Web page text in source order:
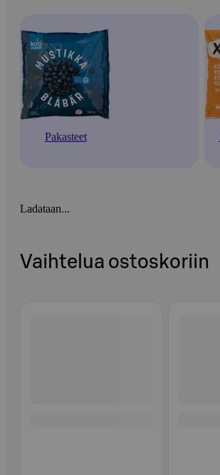
Pakasteet
Ladataan...
Vaihtelua ostoskoriin